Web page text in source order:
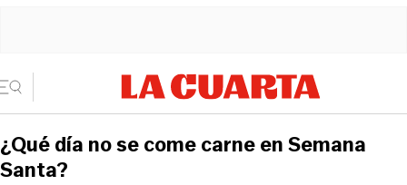
¿Qué día no se come carne en Semana
Santa?